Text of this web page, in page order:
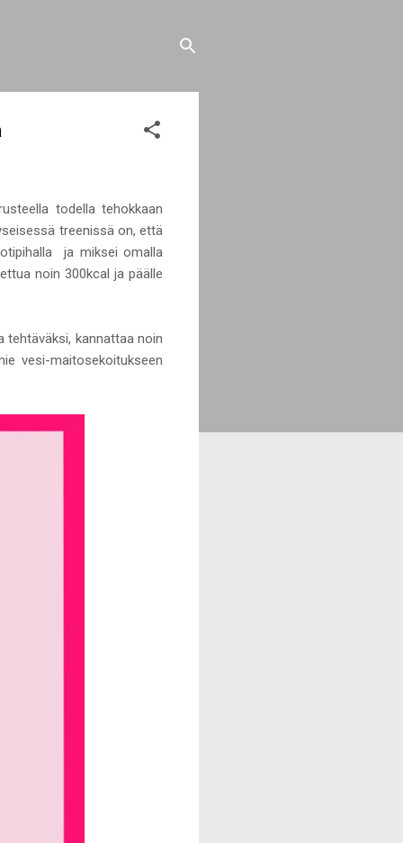
todella tehokkaan
treenissä on, että
ja miksei omalla
noin 300kcal ja päälle
tehtäväksi, kannattaa noin
vesi-maitosekoitukseen